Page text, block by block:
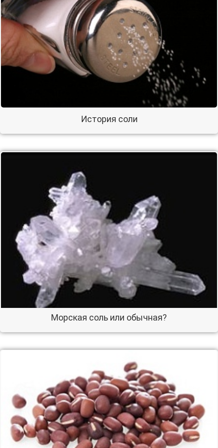
История соли
Морская соль или обычная?